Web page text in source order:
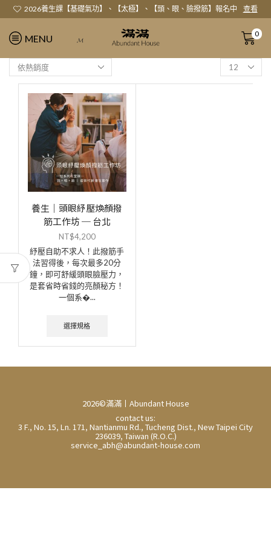
2026養生課【基礎氣功】、【太極】、【頭、眼、臉撥筋】報名中 查看
MENU 𝓜
0
養生｜頭眼紓壓煥顏撥
筋工作坊 ─ 台北
NT$4,200
紓壓自助不求人！此撥筋手
法習得後，每次最多20分
鐘，即可舒緩頭眼臉壓力，
是套省時省錢的亮顏秘方！
一個系�...
選擇規格
2026©滿滿丨Abundant House
contact us:
3 F., No. 15, Ln. 171, Nantianmu Rd., Tucheng Dist., New Taipei City
236039, Taiwan (R.O.C.)
service_abh@abundant-house.com